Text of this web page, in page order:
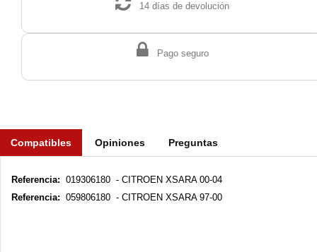
14 días de devolución
Pago seguro
Compatibles Opiniones Preguntas
Referencia: 019306180 - CITROEN XSARA 00-04
Referencia: 059806180 - CITROEN XSARA 97-00